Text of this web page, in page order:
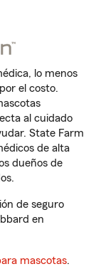
lo menos
el costo.
al cuidado
State Farm
de alta
dueños de
de seguro
en
mascotas.